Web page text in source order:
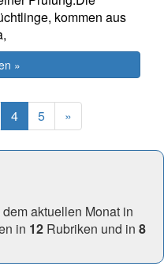
kommen aus
»
4(current)
5 »Next
aktuellen Monat in
in 12 Rubriken und in 8